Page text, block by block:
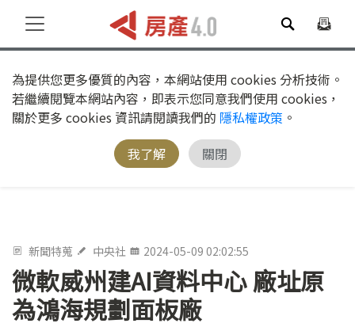
為提供您更多優質的內容，本網站使用 cookies 分析技術。
若繼續閱覽本網站內容，即表示您同意我們使用 cookies，
關於更多 cookies 資訊請閱讀我們的 隱私權政策 。
我了解
關閉
新聞特蒐 中央社 2024-05-09 02:02:55
微軟威州建AI資料中心 廠址原
為鴻海規劃面板廠